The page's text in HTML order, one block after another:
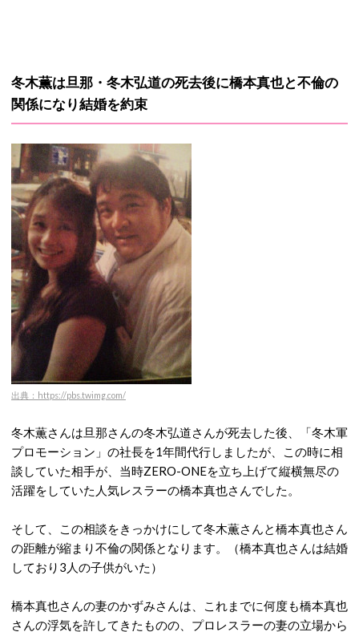
冬木薫は旦那・冬木弘道の死去後に橋本真也と不倫の
関係になり結婚を約束
出典：https://pbs.twimg.com/
冬木薫さんは旦那さんの冬木弘道さんが死去した後、「冬木軍
プロモーション」の社長を1年間代行しましたが、この時に相
談していた相手が、当時ZERO-ONEを立ち上げて縦横無尽の
活躍をしていた人気レスラーの橋本真也さんでした。
そして、この相談をきっかけにして冬木薫さんと橋本真也さん
の距離が縮まり不倫の関係となります。（橋本真也さんは結婚
しており3人の子供がいた）
橋本真也さんの妻のかずみさんは、これまでに何度も橋本真也
さんの浮気を許してきたものの、プロレスラーの妻の立場から